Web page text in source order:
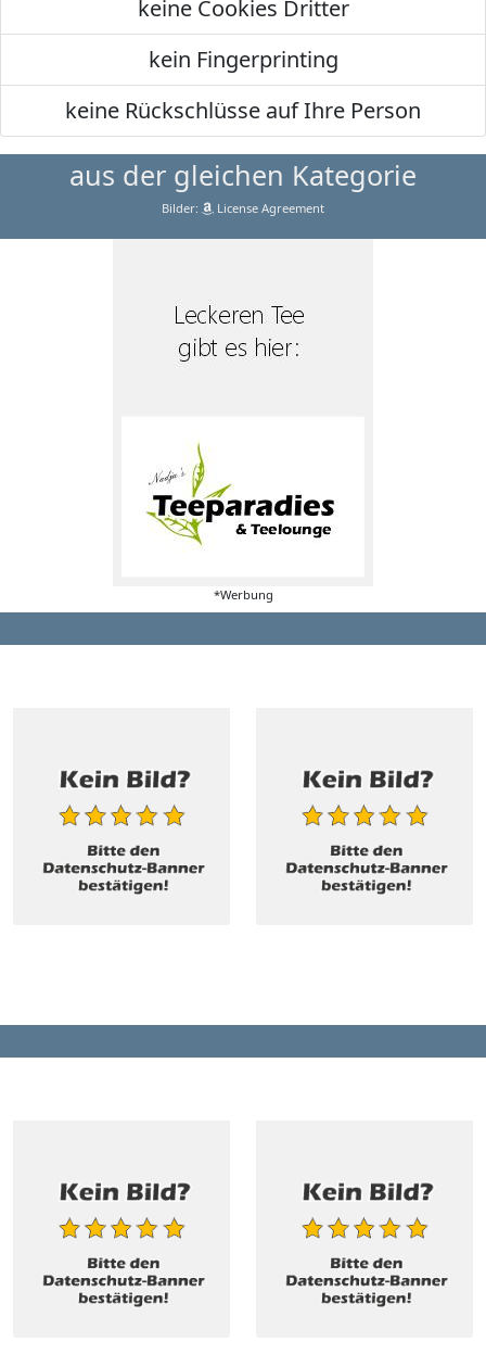
keine Cookies Dritter
kein Fingerprinting
keine Rückschlüsse auf Ihre Person
aus der gleichen Kategorie
Bilder: License Agreement
*Werbung